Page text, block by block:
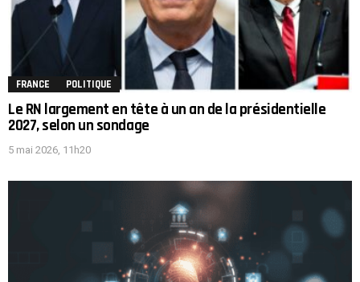
FRANCE POLITIQUE
Le RN largement en tête à un an de la présidentielle
2027, selon un sondage
5 mai 2026, 11h20